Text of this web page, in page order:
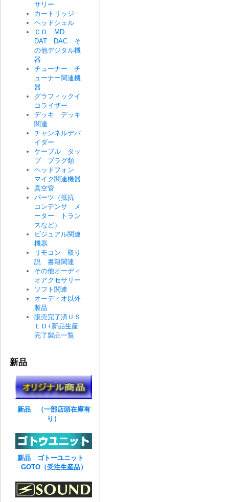
サリー
カートリッジ
ヘッドシェル
ＣＤ MD
DAT DAC そ
の他デジタル機
器
チューナー チ
ューナー関連機
器
グラフィックイ
コライザー
デッキ デッキ
関連
チャンネルデバ
イダー
ケーブル タッ
プ プラグ類
ヘッドフォン
マイク関連機器
真空管
パーツ（抵抗
コンデンサ メ
ーター トラン
スなど）
ビジュアル関連
機器
リモコン 取り
説 書籍関連
その他オーディ
オアクセサリー
ソフト関連
オーディオ以外
製品
販売完了済ＵＳ
ＥＤ+新品生産
完了製品一覧
新品
新品 （一部店頭在庫有
り）
新品 ゴトーユニット
GOTO（受注生産品）